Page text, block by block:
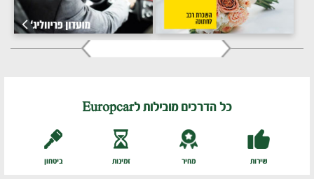
כל הדרכים מובילות לEuropcar
ביטחון זמינות מחיר שירות